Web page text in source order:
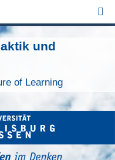
und
of Learning